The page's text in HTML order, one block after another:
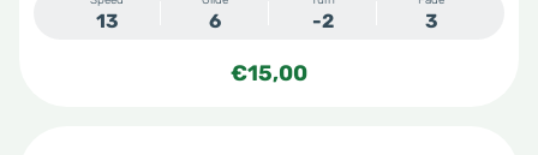
13 6 -2 3
€15,00